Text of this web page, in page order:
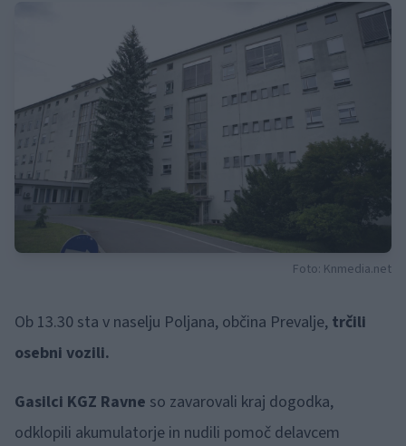
Foto: Knmedia.net
Ob 13.30 sta v naselju Poljana, občina Prevalje, trčili
osebni vozili.
Gasilci KGZ Ravne so zavarovali kraj dogodka,
odklopili akumulatorje in nudili pomoč delavcem